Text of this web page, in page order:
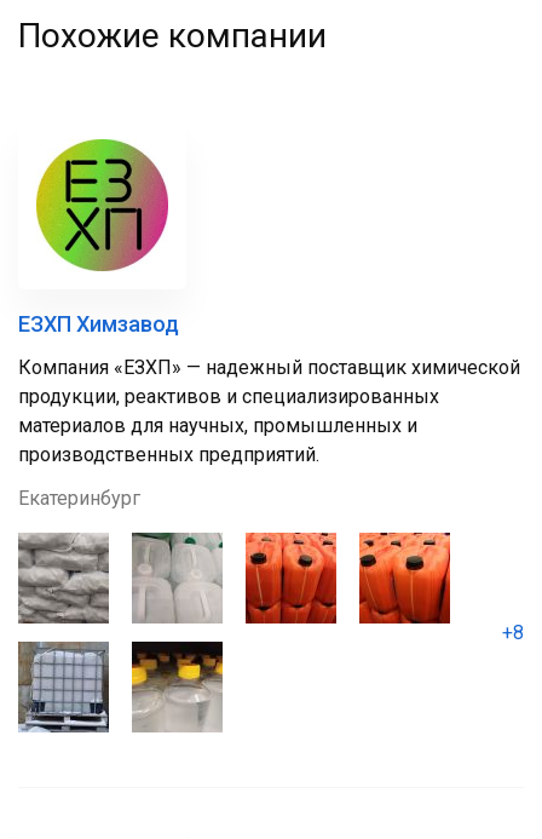
Похожие компании
ЕЗХП Химзавод
Компания «ЕЗХП» — надежный поставщик химической
продукции, реактивов и специализированных
материалов для научных, промышленных и
производственных предприятий.
Екатеринбург
+8